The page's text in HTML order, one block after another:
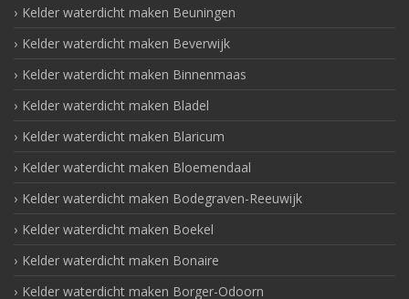
Kelder waterdicht maken Beuningen
Kelder waterdicht maken Beverwijk
Kelder waterdicht maken Binnenmaas
Kelder waterdicht maken Bladel
Kelder waterdicht maken Blaricum
Kelder waterdicht maken Bloemendaal
Kelder waterdicht maken Bodegraven-Reeuwijk
Kelder waterdicht maken Boekel
Kelder waterdicht maken Bonaire
Kelder waterdicht maken Borger-Odoorn